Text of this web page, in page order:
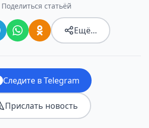
Поделиться статьёй
Ещё…
Следите в Telegram
Прислать новость